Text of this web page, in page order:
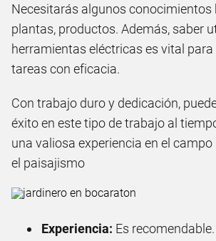
Necesitarás algunos conocimientos
plantas, productos. Además, saber
herramientas eléctricas es vital
tareas con eficacia.
Con trabajo duro y dedicación,
éxito en este tipo de trabajo al
una valiosa experiencia en el
el paisajismo
Experiencia: Es recomendable.